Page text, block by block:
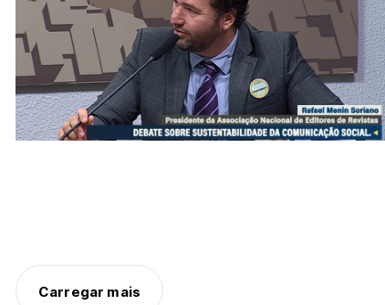
Carregar mais